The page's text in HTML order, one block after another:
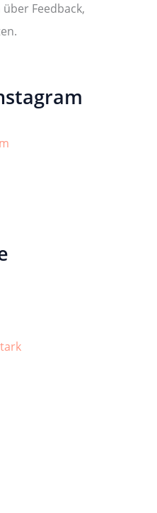
Feedback,